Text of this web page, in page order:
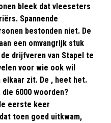
bleek dat vleeseters
Spannende
bestonden niet. De
een omvangrijk stuk
drijfveren van Stapel te
voor wie ook wil
elkaar zit. De , heet het.
6000 woorden?
eerste keer
toen goed uitkwam,